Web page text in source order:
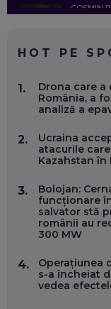
COSMIN
SE VA
EP. 58
MARIUS
EP. 57
ANDREI
EFICIENT
EP. 56
HOT PE
1.
Drona care a
România, a
analiză a
2.
Ucraina
atacurile
Kazahstan în
3.
Bolojan:
funcționare
salvator stă
românii au
300 MW
4.
Operațiunea
s-a încheiat
vedea